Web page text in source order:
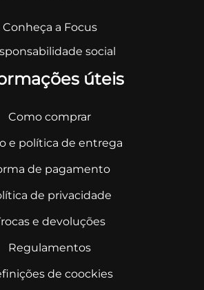
Conheça a Focus
social
úteis
Como comprar
e política de entrega
de pagamento
de privacidade
e devoluções
Regulamentos
de coockies